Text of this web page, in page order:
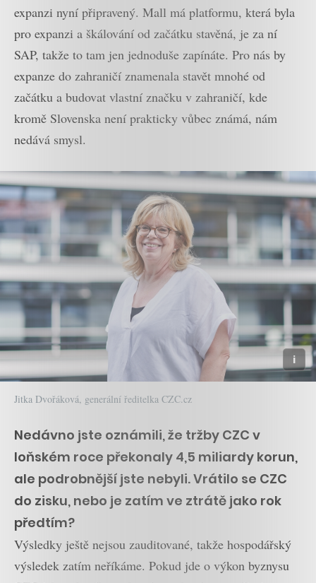
expanzi nyní připravený. Mall má platformu, která byla
pro expanzi a škálování od začátku stavěná, je za ní
SAP, takže to tam jen jednoduše zapínáte. Pro nás by
expanze do zahraničí znamenala stavět mnohé od
začátku a budovat vlastní značku v zahraničí, kde
kromě Slovenska není prakticky vůbec známá, nám
nedává smysl.
Jitka Dvořáková, generální ředitelka CZC.cz
Nedávno jste oznámili, že tržby CZC v
loňském roce překonaly 4,5 miliardy korun,
ale podrobnější jste nebyli. Vrátilo se CZC
do zisku, nebo je zatím ve ztrátě jako rok
předtím?
Výsledky ještě nejsou zauditované, takže hospodářský
výsledek zatím neříkáme. Pokud jde o výkon byznysu